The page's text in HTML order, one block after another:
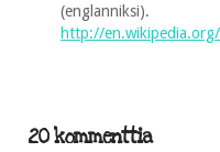
(englanniksi).
http://
20 kommenttia